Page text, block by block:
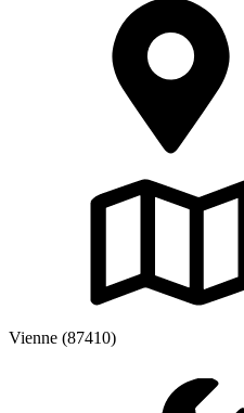
Vienne (87410)